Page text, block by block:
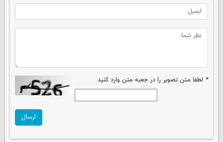
* لطفا متن تصویر را در جعبه متن وارد کنید
ارسال